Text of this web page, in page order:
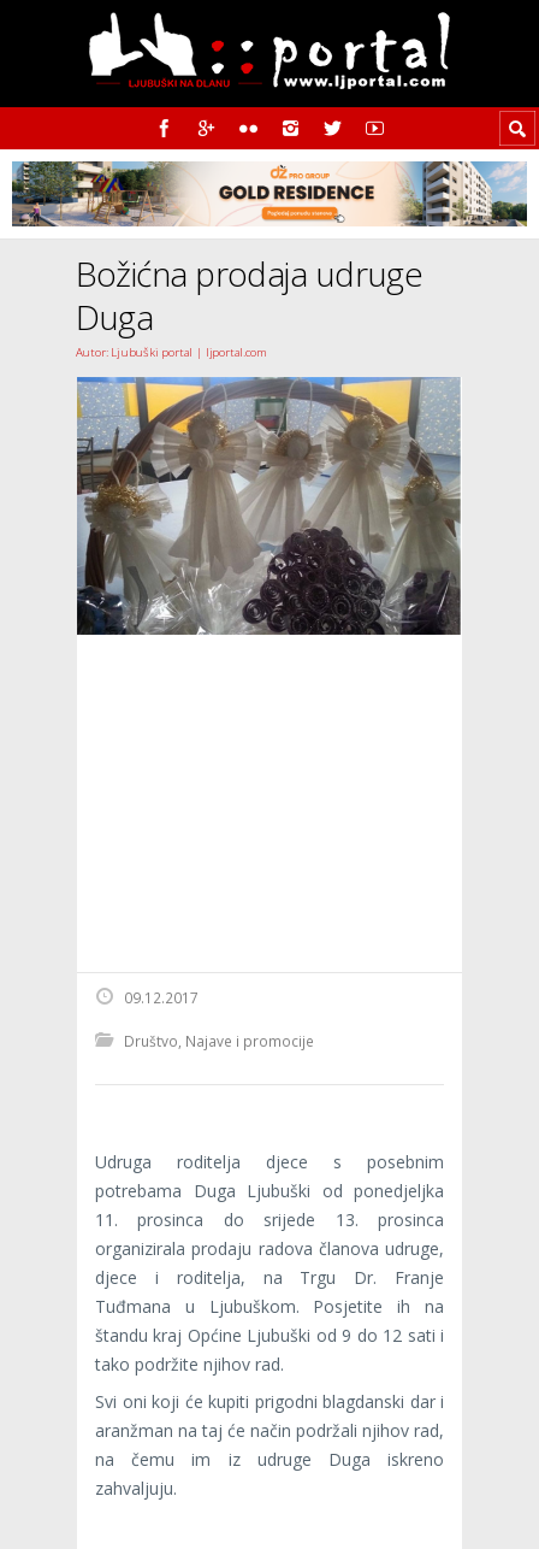
Božićna prodaja udruge
Duga
Autor: Ljubuški portal | ljportal.com
09.12.2017
Društvo Najave i promocije
Udruga roditelja djece s posebnim
potrebama Duga Ljubuški od ponedjeljka
11. prosinca do srijede 13. prosinca
organizirala prodaju radova članova udruge,
djece i roditelja, na Trgu Dr. Franje
Tuđmana u Ljubuškom. Posjetite ih na
štandu kraj Općine Ljubuški od 9 do 12 sati i
tako podržite njihov rad.
Svi oni koji će kupiti prigodni blagdanski dar i
aranžman na taj će način podržali njihov rad,
na čemu im iz udruge Duga iskreno
zahvaljuju.